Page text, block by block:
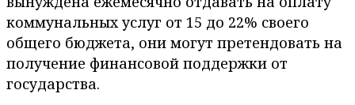
коммунальных услуг от 15 до 22% своего
общего бюджета, они могут претендовать на
получение финансовой поддержки от
государства.